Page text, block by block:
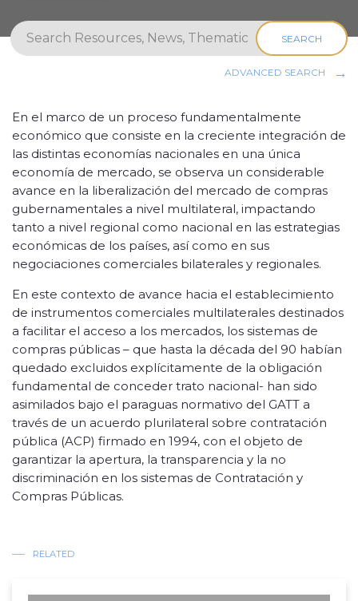
SEARCH
ADVANCED SEARCH
En el marco de un proceso fundamentalmente
económico que consiste en la creciente integración de
las distintas economías nacionales en una única
economía de mercado, se observa un considerable
avance en la liberalización del mercado de compras
gubernamentales a nivel multilateral, impactando
tanto a nivel regional como nacional en las estrategias
económicas de los países, así como en sus
negociaciones comerciales bilaterales y regionales.
En este contexto de avance hacia el establecimiento
de instrumentos comerciales multilaterales destinados
a facilitar el acceso a los mercados, los sistemas de
compras públicas – que hasta la década del 90 habían
quedado excluidos explícitamente de la obligación
fundamental de conceder trato nacional- han sido
asimilados bajo el paraguas normativo del GATT a
través de un acuerdo plurilateral sobre contratación
pública (ACP) firmado en 1994, con el objeto de
garantizar la apertura, la transparencia y la no
discriminación en los sistemas de Contratación y
Compras Públicas.
RELATED